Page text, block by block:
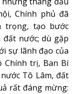
Chính phủ đã
trọng, tạo bước
nước; dù gặp
sự lãnh đạo của
Chính trị, Ban Bí
Tô Lâm, đất
rất đáng mừng: